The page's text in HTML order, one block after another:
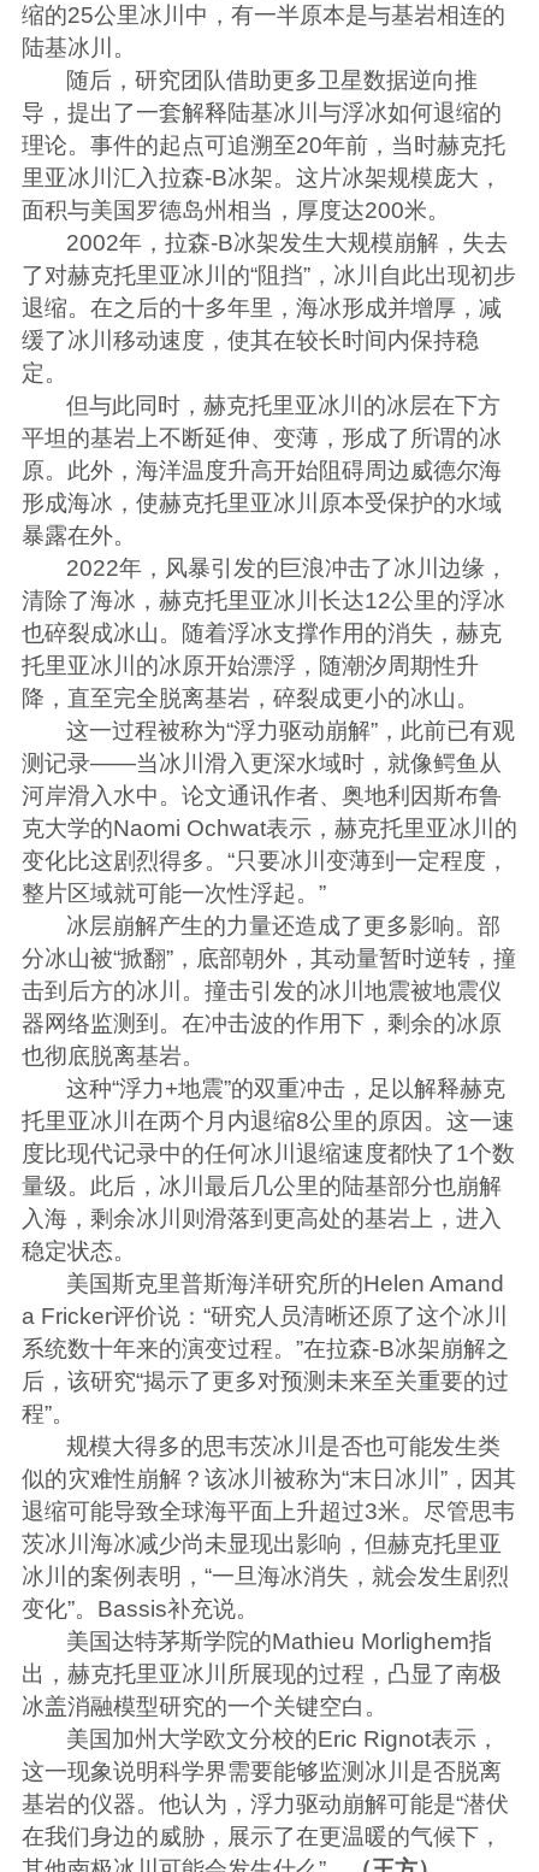
缩的25公里冰川中，有一半原本是与基岩相连的
陆基冰川。
随后，研究团队借助更多卫星数据逆向推
导，提出了一套解释陆基冰川与浮冰如何退缩的
理论。事件的起点可追溯至20年前，当时赫克托
里亚冰川汇入拉森-B冰架。这片冰架规模庞大，
面积与美国罗德岛州相当，厚度达200米。
2002年，拉森-B冰架发生大规模崩解，失去
了对赫克托里亚冰川的“阻挡”，冰川自此出现初步
退缩。在之后的十多年里，海冰形成并增厚，减
缓了冰川移动速度，使其在较长时间内保持稳
定。
但与此同时，赫克托里亚冰川的冰层在下方
平坦的基岩上不断延伸、变薄，形成了所谓的冰
原。此外，海洋温度升高开始阻碍周边威德尔海
形成海冰，使赫克托里亚冰川原本受保护的水域
暴露在外。
2022年，风暴引发的巨浪冲击了冰川边缘，
清除了海冰，赫克托里亚冰川长达12公里的浮冰
也碎裂成冰山。随着浮冰支撑作用的消失，赫克
托里亚冰川的冰原开始漂浮，随潮汐周期性升
降，直至完全脱离基岩，碎裂成更小的冰山。
这一过程被称为“浮力驱动崩解”，此前已有观
测记录——当冰川滑入更深水域时，就像鳄鱼从
河岸滑入水中。论文通讯作者、奥地利因斯布鲁
克大学的Naomi Ochwat表示，赫克托里亚冰川的
变化比这剧烈得多。“只要冰川变薄到一定程度，
整片区域就可能一次性浮起。”
冰层崩解产生的力量还造成了更多影响。部
分冰山被“掀翻”，底部朝外，其动量暂时逆转，撞
击到后方的冰川。撞击引发的冰川地震被地震仪
器网络监测到。在冲击波的作用下，剩余的冰原
也彻底脱离基岩。
这种“浮力+地震”的双重冲击，足以解释赫克
托里亚冰川在两个月内退缩8公里的原因。这一速
度比现代记录中的任何冰川退缩速度都快了1个数
量级。此后，冰川最后几公里的陆基部分也崩解
入海，剩余冰川则滑落到更高处的基岩上，进入
稳定状态。
美国斯克里普斯海洋研究所的Helen Amand
a Fricker评价说：“研究人员清晰还原了这个冰川
系统数十年来的演变过程。”在拉森-B冰架崩解之
后，该研究“揭示了更多对预测未来至关重要的过
程”。
规模大得多的思韦茨冰川是否也可能发生类
似的灾难性崩解？该冰川被称为“末日冰川”，因其
退缩可能导致全球海平面上升超过3米。尽管思韦
茨冰川海冰减少尚未显现出影响，但赫克托里亚
冰川的案例表明，“一旦海冰消失，就会发生剧烈
变化”。Bassis补充说。
美国达特茅斯学院的Mathieu Morlighem指
出，赫克托里亚冰川所展现的过程，凸显了南极
冰盖消融模型研究的一个关键空白。
美国加州大学欧文分校的Eric Rignot表示，
这一现象说明科学界需要能够监测冰川是否脱离
基岩的仪器。他认为，浮力驱动崩解可能是“潜伏
在我们身边的威胁，展示了在更温暖的气候下，